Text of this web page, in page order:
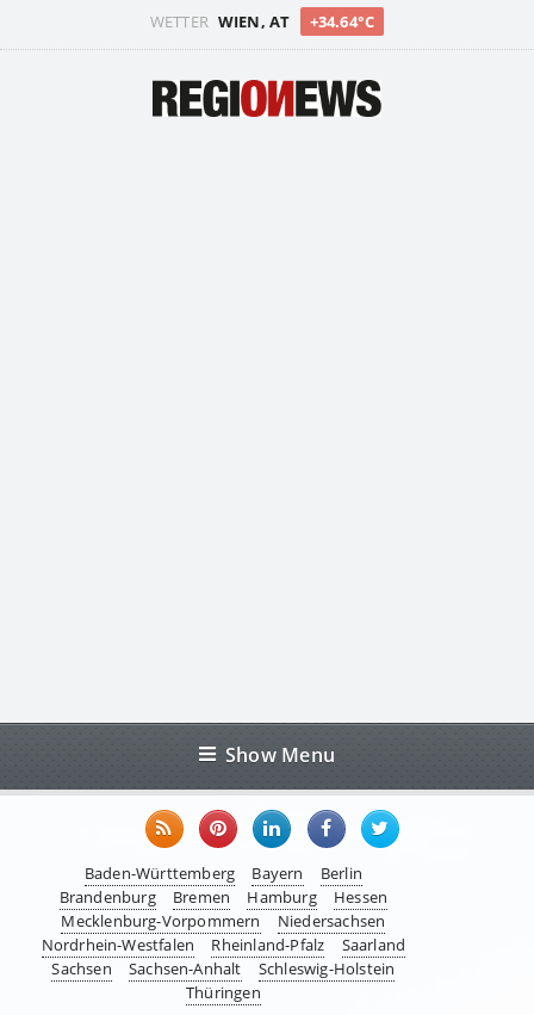
WETTER WIEN, AT +34.64°C
Show Menu
Baden-Württemberg Bayern
Berlin
Brandenburg
Bremen Hamburg
Hessen
Mecklenburg-Vorpommern
Niedersachsen
Nordrhein-Westfalen
Rheinland-Pfalz
Saarland
Sachsen
Sachsen-Anhalt
Schleswig-Holstein
Thüringen